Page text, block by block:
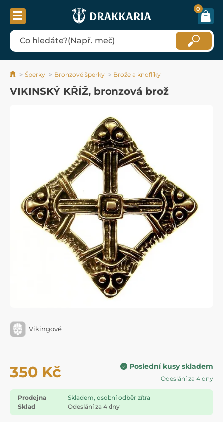
0
Šperky Bronzové šperky Brože a knoflíky
VIKINSKÝ KŘÍŽ, bronzová brož
Vikingové
350 Kč Poslední kusy skladem
Odeslání za 4 dny
Prodejna
Skladem, osobní odběr zítra
Sklad
Odeslání za 4 dny